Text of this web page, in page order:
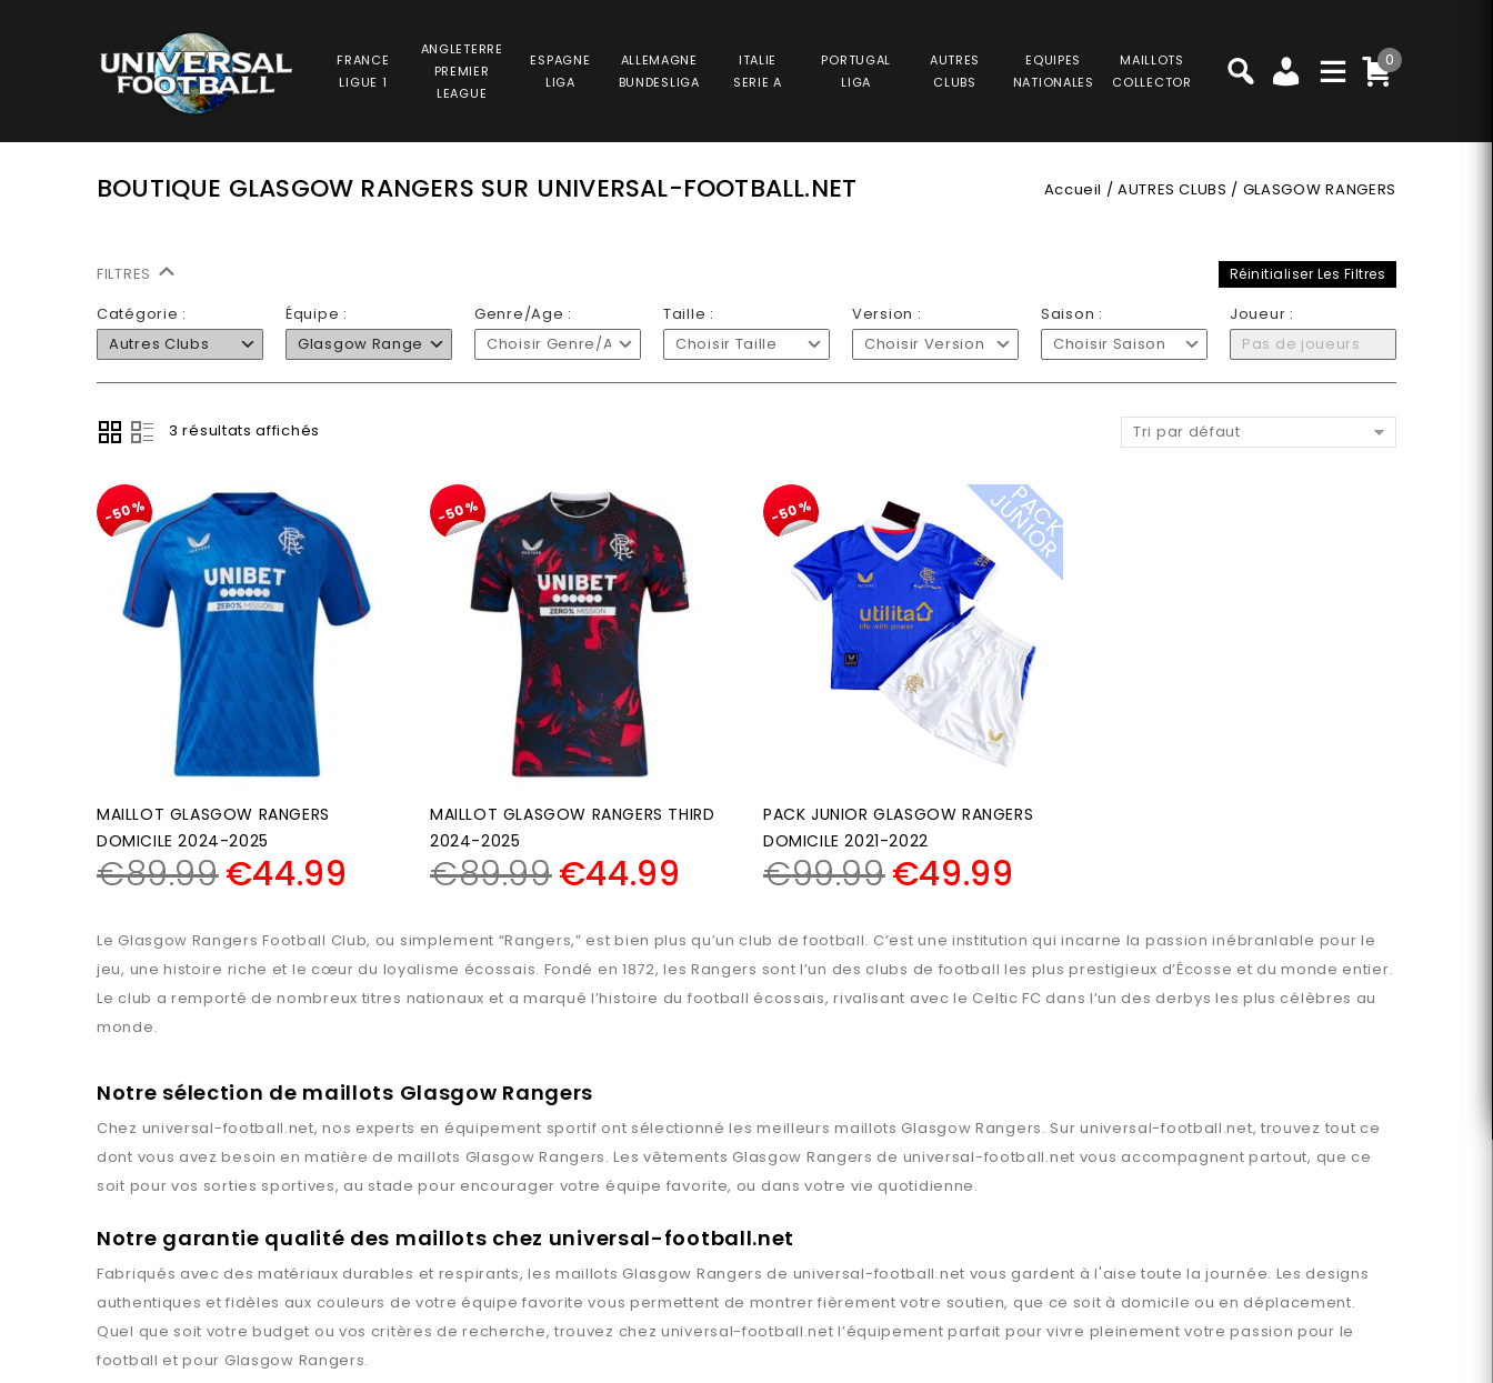
FRANCE
LIGUE 1
ANGLETERRE
PREMIER
LEAGUE
ESPAGNE
LIGA
ALLEMAGNE
BUNDESLIGA
ITALIE
SERIE A
PORTUGAL
LIGA
AUTRES
CLUBS
EQUIPES
NATIONALES
MAILLOTS
COLLECTOR
0
BOUTIQUE GLASGOW RANGERS SUR UNIVERSAL-FOOTBALL.NET Accueil /AUTRES CLUBS / GLASGOW RANGERS
FILTRES Réinitialiser Les Filtres
Catégorie :
Autres Clubs
Équipe :
Glasgow Rangers
Genre/Age :
Choisir Genre/Age
Taille :
Choisir Taille
Version :
Choisir Version
Saison :
Choisir Saison
Joueur :
Pas de joueurs
3 résultats affichés Tri par défaut
-50%
MAILLOT GLASGOW RANGERS
DOMICILE 2024-2025
€89.99€44.99
-50%
MAILLOT GLASGOW RANGERS THIRD
2024-2025
€89.99€44.99
-50% P
A
C
K
J
U
N
I
O
R
PACK JUNIOR GLASGOW RANGERS
DOMICILE 2021-2022
€99.99€49.99
Le Glasgow Rangers Football Club, ou simplement “Rangers,” est bien plus qu’un club de football. C’est une institution qui incarne la passion inébranlable pour le
jeu, une histoire riche et le cœur du loyalisme écossais. Fondé en 1872, les Rangers sont l’un des clubs de football les plus prestigieux d’Écosse et du monde entier.
Le club a remporté de nombreux titres nationaux et a marqué l’histoire du football écossais, rivalisant avec le Celtic FC dans l’un des derbys les plus célèbres au
monde.
Notre sélection de maillots Glasgow Rangers
Chez universal-football.net, nos experts en équipement sportif ont sélectionné les meilleurs maillots Glasgow Rangers. Suruniversal-football.net, trouvez tout ce
dont vous avez besoin en matière de maillots Glasgow Rangers. Les vêtements Glasgow Rangers de universal-football.net vous accompagnent partout, que ce
soit pour vos sorties sportives, au stade pour encourager votre équipe favorite, ou dans votre vie quotidienne.
Notre garantie qualité des maillots chez universal-football.net
Fabriqués avec des matériaux durables et respirants, les maillots Glasgow Rangers de universal-football.net vous gardent à l'aise toute la journée. Les designs
authentiques et fidèles aux couleurs de votre équipe favorite vous permettent de montrer fièrement votre soutien, que ce soit à domicile ou en déplacement.
Quel que soit votre budget ou vos critères de recherche, trouvez chezuniversal-football.net l’équipement parfait pour vivre pleinement votre passion pour le
football et pour Glasgow Rangers.